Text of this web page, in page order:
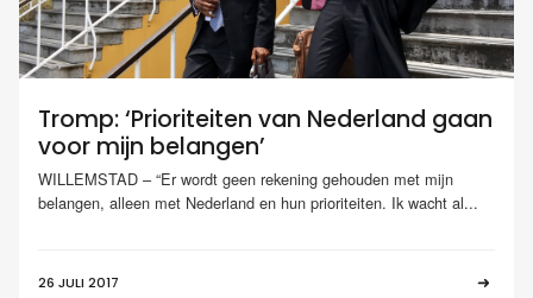
Tromp: ‘Prioriteiten van Nederland gaan
voor mijn belangen’
WILLEMSTAD – “Er wordt geen rekening gehouden met mijn
belangen, alleen met Nederland en hun prioriteiten. Ik wacht al...
26 JULI 2017